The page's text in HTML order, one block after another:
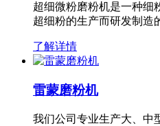
超细微粉磨粉机是一种细
超细粉的生产而研发制
了解详情
雷蒙磨粉机
我们公司专业生产大、中